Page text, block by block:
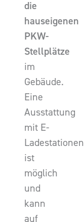
die
hauseigenen
PKW-
Stellplätze
im
Gebäude.
Eine
Ausstattung
mit E-
Ladestationen
ist
möglich
und
kann
auf